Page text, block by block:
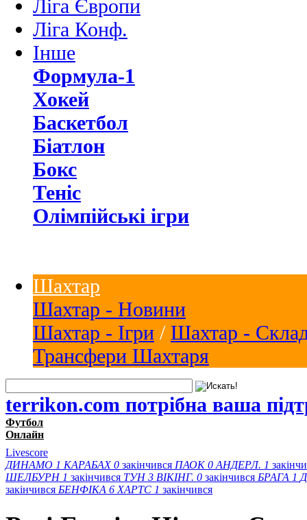
Ліга Європи
Ліга Конф.
Інше
Формула-1
Хокей
Баскетбол
Біатлон
Бокс
Теніс
Олімпійські ігри
Шахтар
Шахтар - Новини
Шахтар - Ігри / Шахтар -
Трансфери Шахтаря
terrikon.com потрібна ваша
Футбол
Онлайн
Livescore
ДИНАМО 1 КАРАБАХ 0 закінчився ПАОК 0 АНДЕРЛ. 1
ШЕЛБУРН 1 закінчився ТУН 3 ВІКІНГ. 0 закінчився БРАГА 1
закінчився БЕНФІКА 6 ХАРТС 1 закінчився